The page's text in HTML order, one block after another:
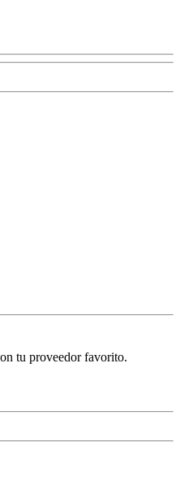
tu proveedor favorito.